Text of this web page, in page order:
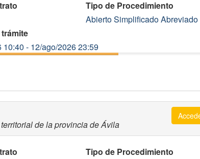
Tipo de Procedimiento
Abierto Simplificado Abreviado
10:40 - 12/ago/2026 23:59
de la provincia de Ávila
Tipo de Procedimiento